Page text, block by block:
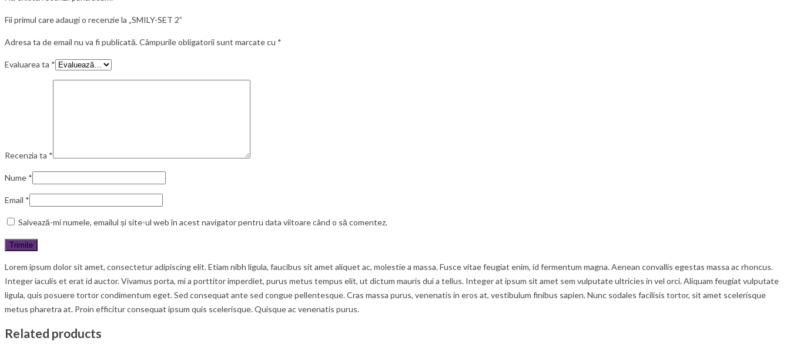
Fii primul care adaugi o recenzie la „SMILY-SET 2”
Adresa ta de email nu va fi publicată.Câmpurile obligatorii sunt marcate cu *
Evaluarea ta *
Recenzia ta *
Nume *
Email *
Salvează-mi numele, emailul și site-ul web în acest navigator pentru data viitoare când o să comentez.
Lorem ipsum dolor sit amet, consectetur adipiscing elit. Etiam nibh ligula, faucibus sit amet aliquet ac, molestie a massa. Fusce vitae feugiat enim, id fermentum magna. Aenean convallis egestas massa ac rhoncus.
Integer iaculis et erat id auctor. Vivamus porta, mi a porttitor imperdiet, purus metus tempus elit, ut dictum mauris dui a tellus. Integer at ipsum sit amet sem vulputate ultricies in vel orci. Aliquam feugiat vulputate
ligula, quis posuere tortor condimentum eget. Sed consequat ante sed congue pellentesque. Cras massa purus, venenatis in eros at, vestibulum finibus sapien. Nunc sodales facilisis tortor, sit amet scelerisque
metus pharetra at. Proin efficitur consequat ipsum quis scelerisque. Quisque ac venenatis purus.
Related products